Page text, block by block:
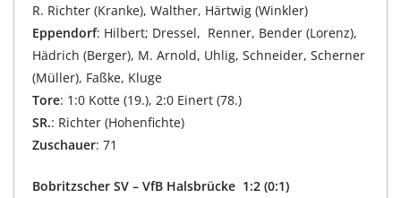
R. Richter (Kranke), Walther, Härtwig (Winkler)
Eppendorf: Hilbert; Dressel, Renner, Bender (Lorenz),
Hädrich (Berger), M. Arnold, Uhlig, Schneider, Scherner
(Müller), Faßke, Kluge
Tore: 1:0 Kotte (19.), 2:0 Einert (78.)
SR.: Richter (Hohenfichte)
Zuschauer: 71
Bobritzscher SV – VfB Halsbrücke 1:2 (0:1)